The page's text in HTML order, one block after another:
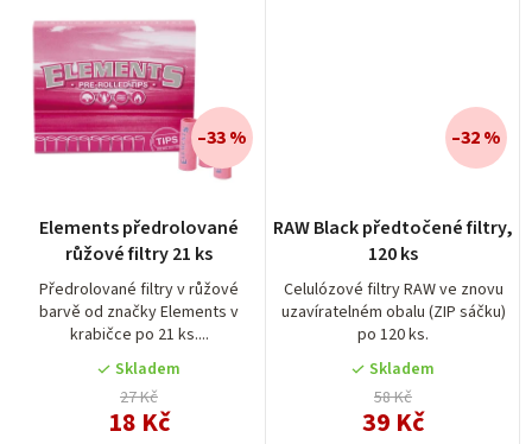
Elements předrolované
růžové filtry 21 ks
Předrolované filtry v růžové
barvě od značky Elements v
krabičce po 21 ks....
Skladem
27 Kč
18 Kč
–33 %
RAW Black předtočené filtry,
120 ks
Celulózové filtry RAW ve znovu
uzavíratelném obalu (ZIP sáčku)
po 120 ks.
hodnocení
produktu
je
3,0
z
5
hvězdiček.
Skladem
58 Kč
39 Kč
–32 %